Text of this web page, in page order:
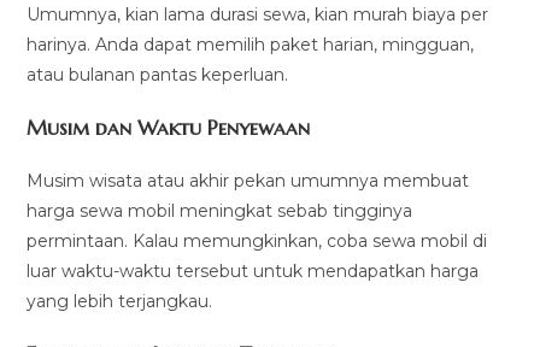
Umumnya, kian lama durasi sewa, kian murah biaya per
harinya. Anda dapat memilih paket harian, mingguan,
atau bulanan pantas keperluan.
Musim dan Waktu Penyewaan
Musim wisata atau akhir pekan umumnya membuat
harga sewa mobil meningkat sebab tingginya
permintaan. Kalau memungkinkan, coba sewa mobil di
luar waktu-waktu tersebut untuk mendapatkan harga
yang lebih terjangkau.